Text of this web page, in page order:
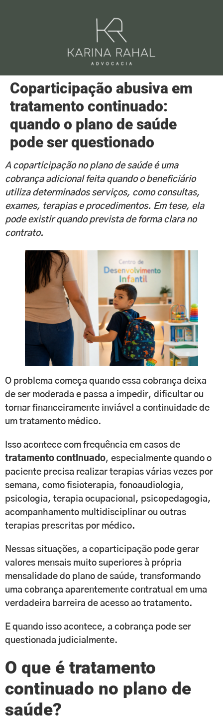
Coparticipação abusiva em
tratamento continuado:
quando o plano de saúde
pode ser questionado
A coparticipação no plano de saúde é uma
cobrança adicional feita quando o beneficiário
utiliza determinados serviços, como consultas,
exames, terapias e procedimentos. Em tese, ela
pode existir quando prevista de forma clara no
contrato.
O problema começa quando essa cobrança deixa
de ser moderada e passa a impedir, dificultar ou
tornar financeiramente inviável a continuidade de
um tratamento médico.
Isso acontece com frequência em casos de
tratamento continuado, especialmente quando o
paciente precisa realizar terapias várias vezes por
semana, como fisioterapia, fonoaudiologia,
psicologia, terapia ocupacional, psicopedagogia,
acompanhamento multidisciplinar ou outras
terapias prescritas por médico.
Nessas situações, a coparticipação pode gerar
valores mensais muito superiores à própria
mensalidade do plano de saúde, transformando
uma cobrança aparentemente contratual em uma
verdadeira barreira de acesso ao tratamento.
E quando isso acontece, a cobrança pode ser
questionada judicialmente.
O que é tratamento
continuado no plano de
saúde?